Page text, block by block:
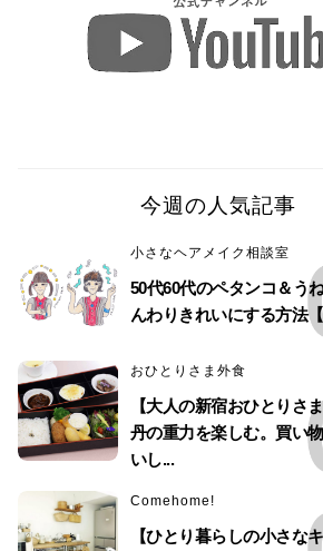
今週の人気記事
小さなヘアメイク相談室
50代60代のペタンコ＆う
んわりきれいにする方法【
おひとりさま外食
【大人の新宿おひとりさ
丹の重力を楽しむ。買い
いし...
Comehome!
【ひとり暮らしの小さな